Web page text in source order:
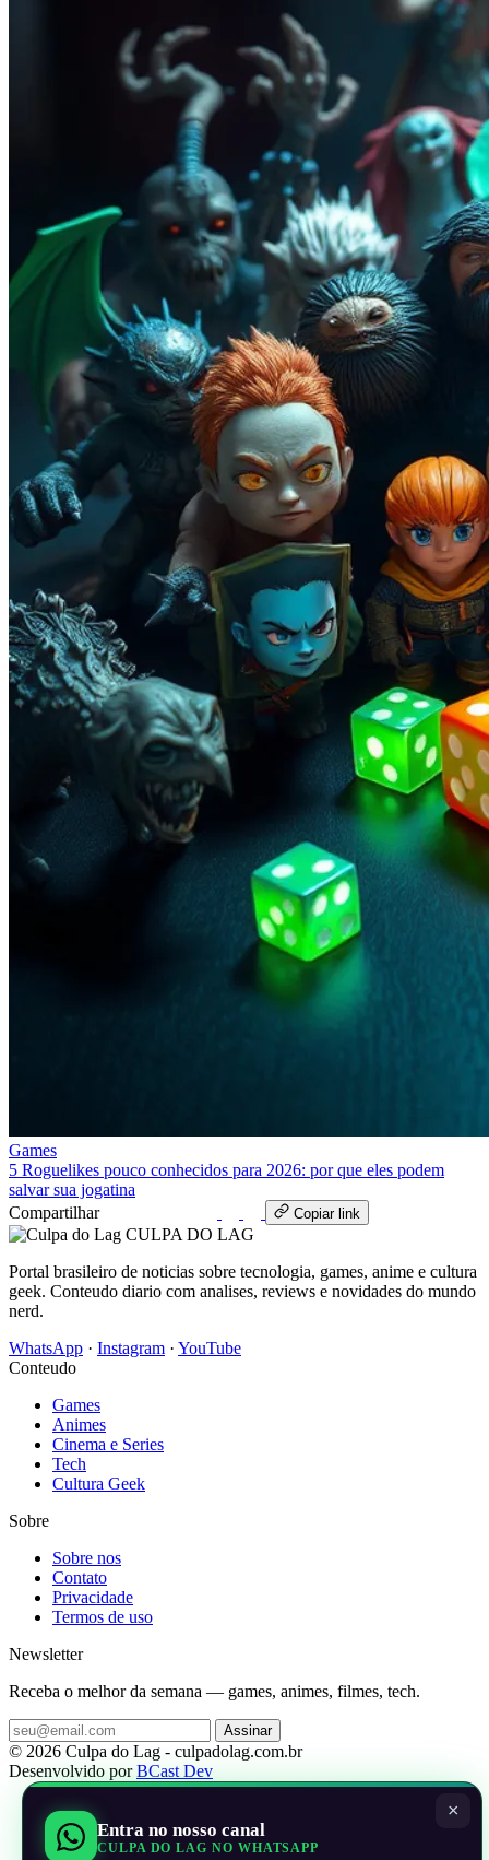
Games
5 Roguelikes pouco conhecidos para 2026: por que eles podem
salvar sua jogatina
Compartilhar
Copiar link
CULPA DO LAG
Portal brasileiro de noticias sobre tecnologia, games, anime e cultura
geek. Conteudo diario com analises, reviews e novidades do mundo
nerd.
WhatsApp · Instagram · YouTube
Conteudo
Games
Animes
Cinema e Series
Tech
Cultura Geek
Sobre
Sobre nos
Contato
Privacidade
Termos de uso
Newsletter
Receba o melhor da semana — games, animes, filmes, tech.
Assinar
© 2026 Culpa do Lag - culpadolag.com.br
Desenvolvido porBCast Dev
×
Entra no nosso canal
CULPA DO LAG NO WHATSAPP